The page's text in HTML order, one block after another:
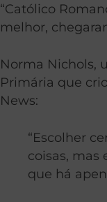
“Católico
melhor,
Norma Nichols,
Primária que
News:
“Escolher
coisas, mas
que há